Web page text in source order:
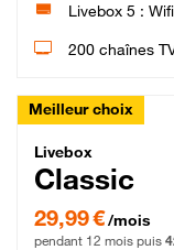
Livebox 5 :
200 chaînes
Meilleur choix
Livebox
Livebox
Classic
29,99 € par mois
29,99 €/mois
pendant 12 mois puis